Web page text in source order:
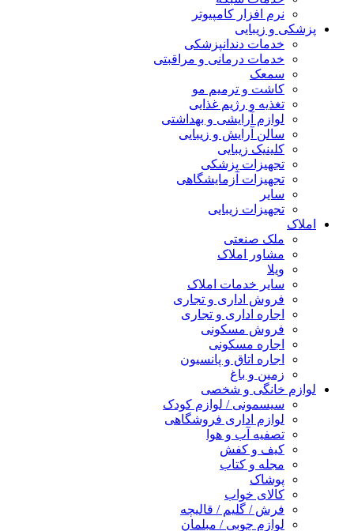
نرم افزار کامپیوتر
پزشکی و زیبایی
خدمات دندانپزشکی
خدمات درمانی و مراقبتی
سمعک
کاشت و ترمیم مو
تغذیه و رژیم غذایی
لوازم آرایشی و بهداشتی
سالن آرایش و زیبایی
کلینیک زیبایی
تجهیزات پزشکی
تجهیزات آزمایشگاهی
سایر
تجهیزات زیبایی
املاک
ملک صنعتی
مشاور املاک
ویلا
سایر خدمات املاک
فروش اداری و تجاری
اجاره اداری و تجاری
فروش مسکونی
اجاره مسکونی
اجاره اتاق و پانسیون
زمین و باغ
لوازم خانگی و شخصی
سیسمونی / لوازم کودک
لوازم اداری فروشگاهی
تصفیه آب و هوا
کیف و کفش
مجله و کتاب
پوشاک
کالای خواب
فرش / گلیم / قالیچه
لوازم چوبی / مبلمان